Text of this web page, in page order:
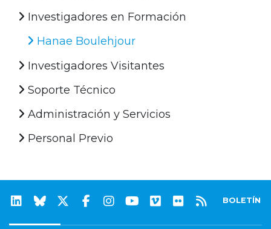
Investigadores en Formación
Hanae Boulehjour
Investigadores Visitantes
Soporte Técnico
Administración y Servicios
Personal Previo
BOLETÍN